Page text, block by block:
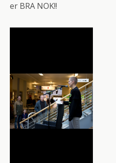
er BRA NOK!!